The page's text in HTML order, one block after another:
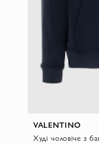
VALENTINO
Худі чоловіче з